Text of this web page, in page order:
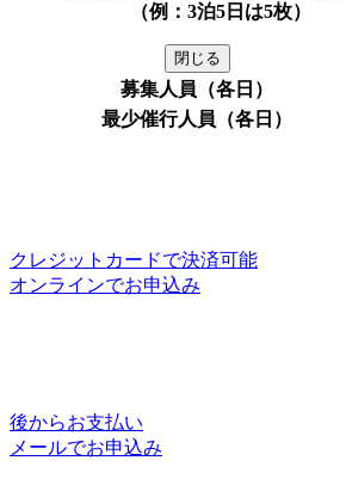
（例：3泊5日は5枚）
閉じる
募集人員（各日）
最少催行人員（各日）
クレジットカードで決済可能
オンラインでお申込み
後からお支払い
メールでお申込み